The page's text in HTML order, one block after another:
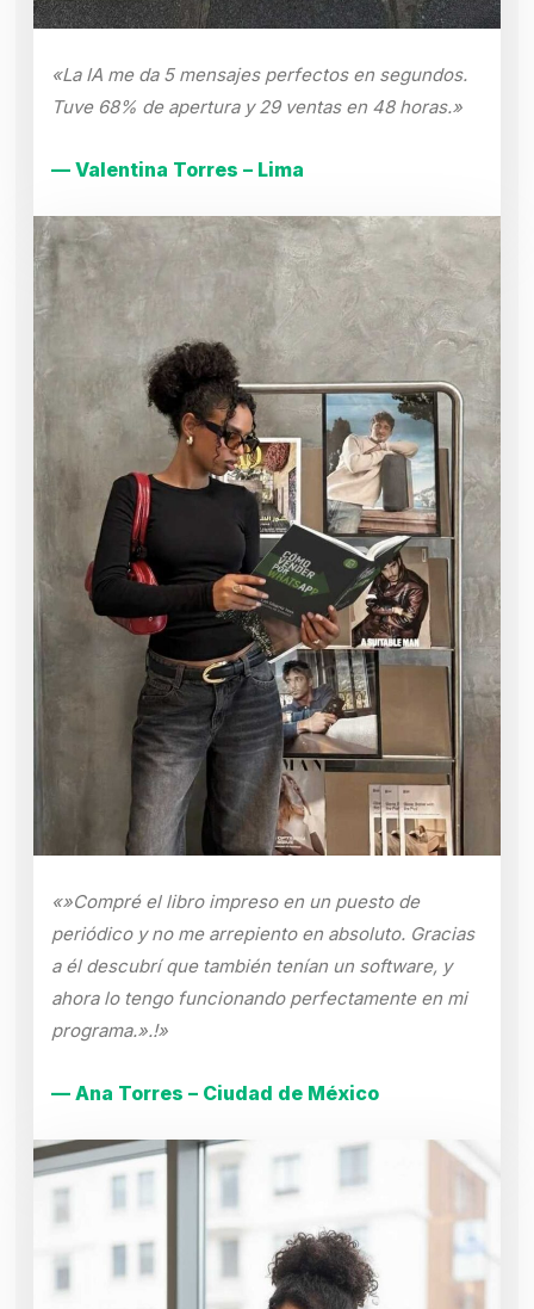
«La IA me da 5 mensajes perfectos en segundos.
Tuve 68% de apertura y 29 ventas en 48 horas.»
— Valentina Torres – Lima
«»Compré el libro impreso en un puesto de
periódico y no me arrepiento en absoluto. Gracias
a él descubrí que también tenían un software, y
ahora lo tengo funcionando perfectamente en mi
programa.».!»
— Ana Torres – Ciudad de México